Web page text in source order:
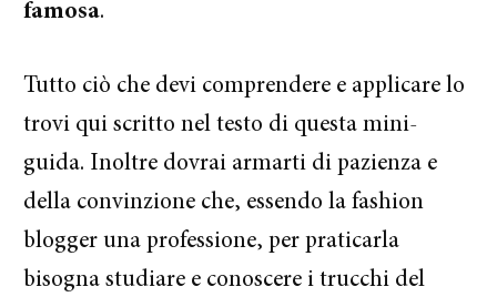
famosa.
Tutto ciò che devi comprendere e applicare lo
trovi qui scritto nel testo di questa mini-
guida. Inoltre dovrai armarti di pazienza e
della convinzione che, essendo la fashion
blogger una professione, per praticarla
bisogna studiare e conoscere i trucchi del